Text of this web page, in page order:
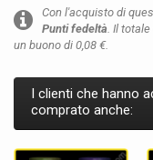
Con l'acquisto di
Punti fedeltà. Il
un buono di 0,08 €.
I clienti che hanno
comprato anche: